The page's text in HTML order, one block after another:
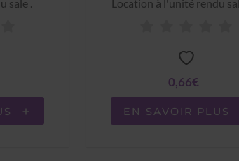
sale .
Location à l'unité rendu
0,66€
EN SAVOIR PLUS